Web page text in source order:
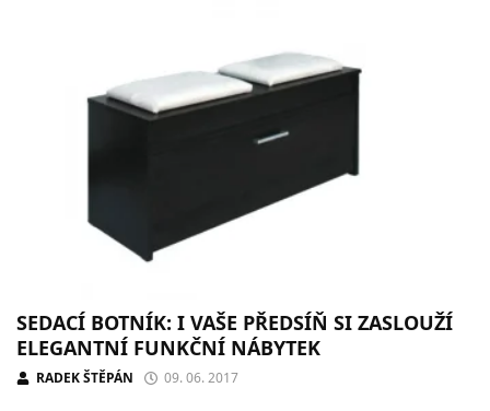
SEDACÍ BOTNÍK: I VAŠE PŘEDSÍŇ SI ZASLOUŽÍ
ELEGANTNÍ FUNKČNÍ NÁBYTEK
RADEK ŠTĚPÁN 09. 06. 2017